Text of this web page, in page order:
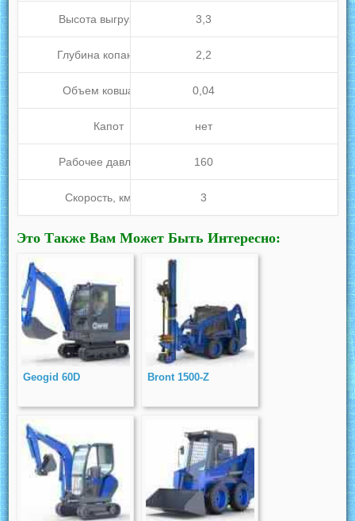
Высота выгрузки, м
Глубина копания, м
Объем ковша, м3
Капот
Рабочее давление,
Скорость, км/час
3,3
2,2
0,04
нет
160
3
Это Также Вам Может Быть Интересно:
Geogid 60D Bront 1500-Z